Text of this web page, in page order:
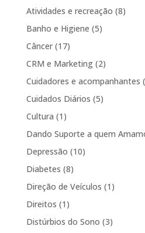
Atividades e recreação (8)
Banho e Higiene (5)
Câncer(17)
CRM e Marketing(2)
Cuidadores e acompanhantes
Cuidados Diários (5)
Cultura (1)
Dando Suporte a quem
Depressão (10)
Diabetes (8)
Direção de Veículos (1)
Direitos (1)
Distúrbios do Sono (3)